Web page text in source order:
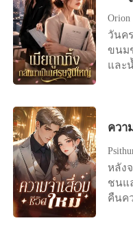
และจ
โต๊ะ
น้ำต
ทิ้งร
ส่งยิ้
'ไร้
ใหญ่
“ชิง
โอก
ครอ
มาด่
พยา
บังเ
ยังร่
เพื่อความ
หลังนี้
ปาก
ใส่ห
สะบั
Orion
วันค
ขนม
และ
ครบ
เดช
เธอ
เขา
อย่างเย็นชา
ควา
หลัง
ชนแ
คืนค